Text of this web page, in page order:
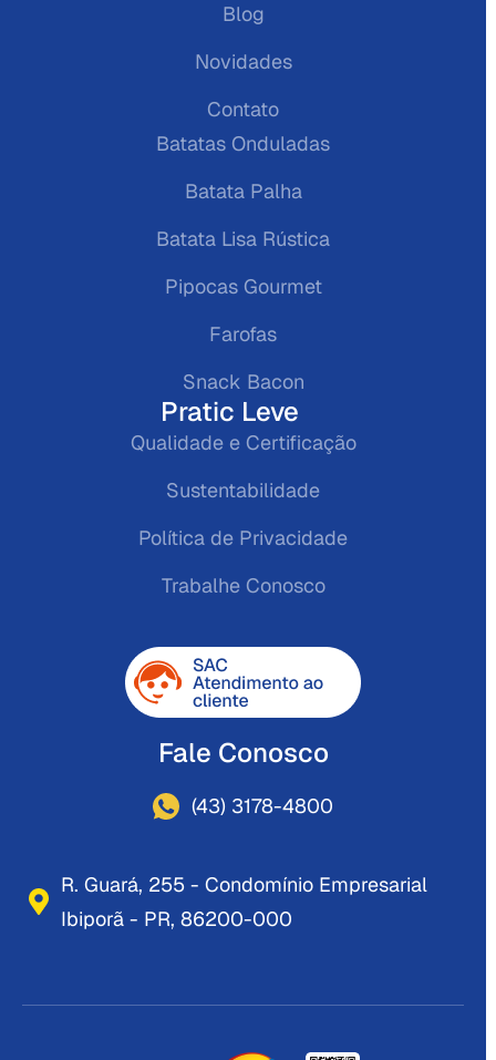
Blog
Novidades
Contato
Batatas Onduladas
Batata Palha
Batata Lisa Rústica
Pipocas Gourmet
Farofas
Snack Bacon
Pratic Leve
Qualidade e Certificação
Sustentabilidade
Política de Privacidade
Trabalhe Conosco
Fale Conosco
(43) 3178-4800
R. Guará, 255 - Condomínio Empresarial
Ibiporã - PR, 86200-000